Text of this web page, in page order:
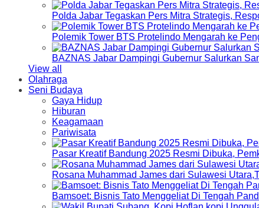
Polda Jabar Tegaskan Pers Mitra Strategis,
Polemik Tower BTS Protelindo Mengarah ke
BAZNAS Jabar Dampingi Gubernur Salurkan
View all
Olahraga
Seni Budaya
Gaya Hidup
Hiburan
Keagamaan
Pariwisata
Pasar Kreatif Bandung 2025 Resmi Dibuka,
Rosana Muhammad James dari Sulawesi
Bamsoet: Bisnis Tato Menggeliat Di Tengah